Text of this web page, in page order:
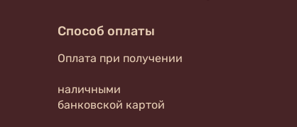
Способ оплаты
Оплата при получении
наличными
банковской картой